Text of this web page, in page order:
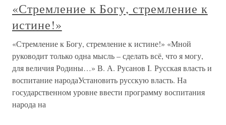
«Стремление к Богу, стремление к
истине!»
«Стремление к Богу, стремление к истине!» «Мной
руководит только одна мысль – сделать всё, что я могу,
для величия Родины…» В. А. Русанов I. Русская власть и
воспитание народаУстановить русскую власть. На
государственном уровне ввести программу воспитания
народа на